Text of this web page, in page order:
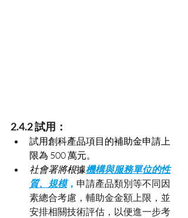
2.4.2 試用：
試用創科產品項目的補助金申請上
限為 500 萬元。
社會署將根據機構與服務單位的性
質、規模， 申請產品類別等不同因
素總合考慮，輔助金金額上限，並
安排相關技術評估，以便進一步考